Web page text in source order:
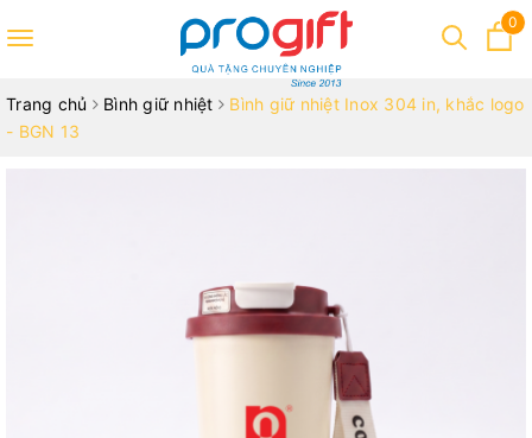
Toggle
0
Trang chủ Bình giữ nhiệt
Bình giữ nhiệt Inox 304 in, khắc logo
- BGN 13